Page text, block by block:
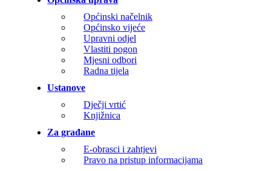
Općinski načelnik
Općinsko vijeće
Upravni odjel
Vlastiti pogon
Mjesni odbori
Radna tijela
Ustanove
Dječji vrtić
Knjižnica
Za građane
E-obrasci i zahtjevi
Pravo na pristup informacijama